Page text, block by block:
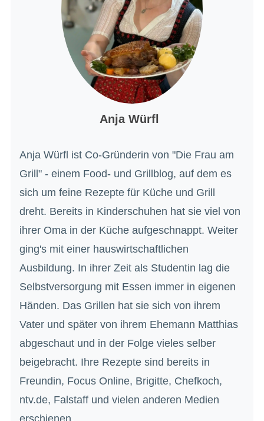
Anja Würfl
Anja Würfl ist Co-Gründerin von "Die Frau am
Grill" - einem Food- und Grillblog, auf dem es
sich um feine Rezepte für Küche und Grill
dreht. Bereits in Kinderschuhen hat sie viel von
ihrer Oma in der Küche aufgeschnappt. Weiter
ging's mit einer hauswirtschaftlichen
Ausbildung. In ihrer Zeit als Studentin lag die
Selbstversorgung mit Essen immer in eigenen
Händen. Das Grillen hat sie sich von ihrem
Vater und später von ihrem Ehemann Matthias
abgeschaut und in der Folge vieles selber
beigebracht. Ihre Rezepte sind bereits in
Freundin, Focus Online, Brigitte, Chefkoch,
ntv.de, Falstaff und vielen anderen Medien
erschienen.